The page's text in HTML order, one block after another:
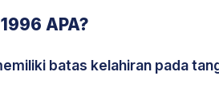
APA?
batas kelahiran pada